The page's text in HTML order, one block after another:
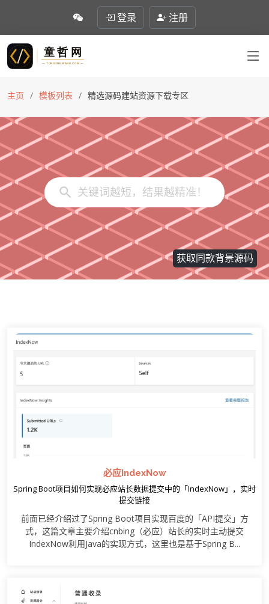
登录 注册
主页 模板列表 精选源码建站资源下载专区
获取同款背景源码
必应IndexNow
Spring Boot项目如何实现必应站长数据提交中的「IndexNow」，实时
提交链接
前面已经介绍过了Spring Boot项目实现百度的「API提交」方
式，这篇文章主要介绍cnbing（必应）站长的实时主动提交
IndexNow利用Java的实现方式，这里也是基于Spring B...